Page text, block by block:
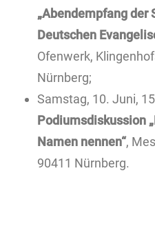
„Abendempfang der
Deutschen
Ofenwerk,
Nürnberg;
Samstag, 10. Juni,
Podiumsdiskussion
Namen nennen“,
90411 Nürnberg.